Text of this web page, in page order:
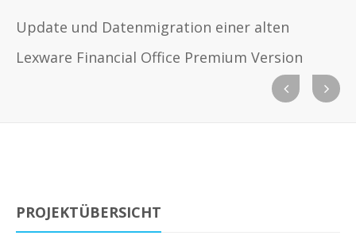
Update und Datenmigration einer alten
Lexware Financial Office Premium Version
PROJEKTÜBERSICHT